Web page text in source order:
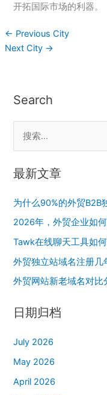
开拓国际市场的利器。
← Previous City
Next City →
Search
a
c
h
f
o
r
最新文章
为什么90%的外贸B2B
2026年，外贸企业如
Tawk在线聊天工具如
外贸独立站域名注册几
外贸网站新老域名对比
日期归档
July 2026
May 2026
April 2026